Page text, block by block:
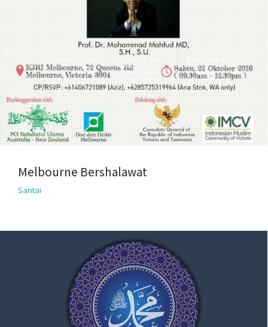
Melbourne Bershalawat
Santai